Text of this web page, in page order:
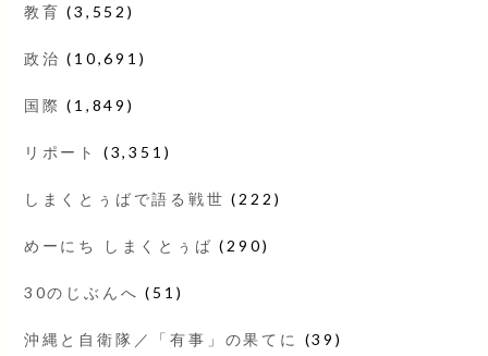
教育 (3,552)
政治 (10,691)
国際 (1,849)
リポート (3,351)
しまくとぅばで語る戦世 (222)
めーにち しまくとぅば (290)
30のじぶんへ (51)
沖縄と自衛隊／「有事」の果てに (39)